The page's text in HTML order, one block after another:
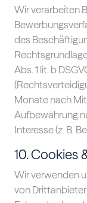
Wir verarbeiten
des
Abs. 1 lit. b
Monate nach
Aufbewahrung
Interesse (z. B.
10. Cookies
Wir verwenden
von